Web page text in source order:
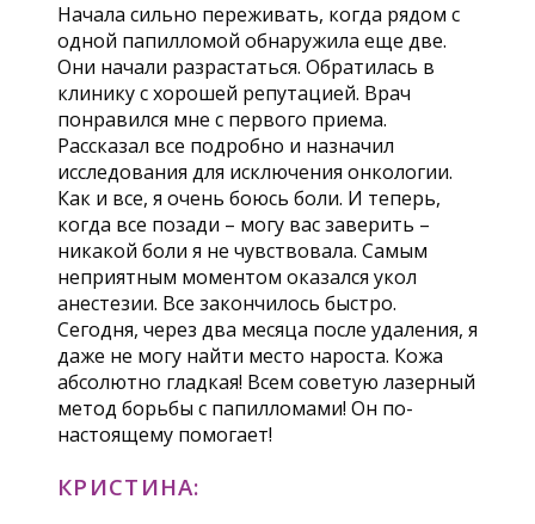
Начала сильно переживать, когда рядом с
одной папилломой обнаружила еще две.
Они начали разрастаться. Обратилась в
клинику с хорошей репутацией. Врач
понравился мне с первого приема.
Рассказал все подробно и назначил
исследования для исключения онкологии.
Как и все, я очень боюсь боли. И теперь,
когда все позади – могу вас заверить –
никакой боли я не чувствовала. Самым
неприятным моментом оказался укол
анестезии. Все закончилось быстро.
Сегодня, через два месяца после удаления, я
даже не могу найти место нароста. Кожа
абсолютно гладкая! Всем советую лазерный
метод борьбы с папилломами! Он по-
настоящему помогает!
КРИСТИНА: